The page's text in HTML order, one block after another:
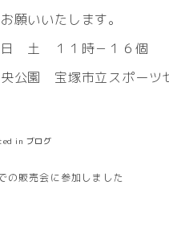
願いいたします。
日 土 １１時－１６個
公園 宝塚市立スポーツ
in ブログ
の販売会に参加しました